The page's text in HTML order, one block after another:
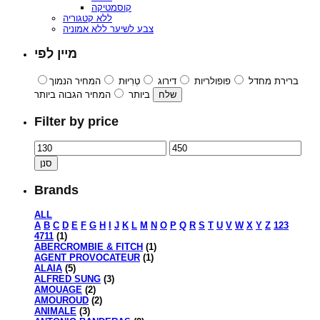
קוסמטיקה
ללא קטגוריה
צבע לשיער ללא אמוניה
מיין לפי
ברירת מחדל פופולריות דירוג טְרִיוּת
המחיר הנמוך
ביותר
המחיר הגבוה ביותר
Filter by price
סנן
Brands
ALL
A B C D E F G H J K L M N O P Q R S T U V W X Y Z 123
4711 (1)
ABERCROMBIE & FITCH (1)
AGENT PROVOCATEUR (1)
ALAIA (5)
ALFRED SUNG (3)
AMOUAGE (2)
AMOUROUD (2)
ANIMALE (3)